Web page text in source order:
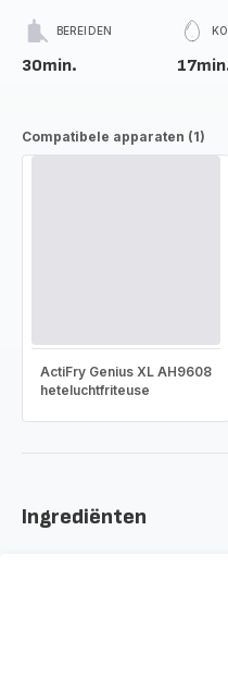
BEREIDEN
30min.
Compatibele apparaten (1)
ActiFry Genius XL AH9608
heteluchtfriteuse
Ingrediënten